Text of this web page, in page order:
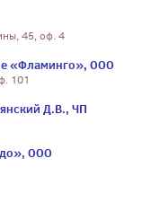
45, оф. 4
«Фламинго», ООО
101
Д.В., ЧП
ООО